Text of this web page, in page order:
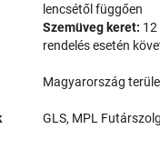
lencsétől függően
Szemüveg keret: 12
rendelés esetén
Magyarország
GLS, MPL